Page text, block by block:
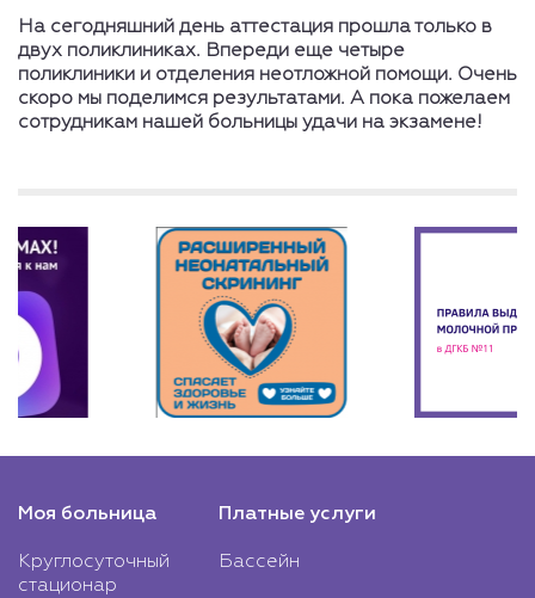
На сегодняшний день аттестация прошла только в
двух поликлиниках. Впереди еще четыре
поликлиники и отделения неотложной помощи. Очень
скоро мы поделимся результатами. А пока пожелаем
сотрудникам нашей больницы удачи на экзамене!
Моя больница
Круглосуточный
стационар
Платные услуги
Бассейн